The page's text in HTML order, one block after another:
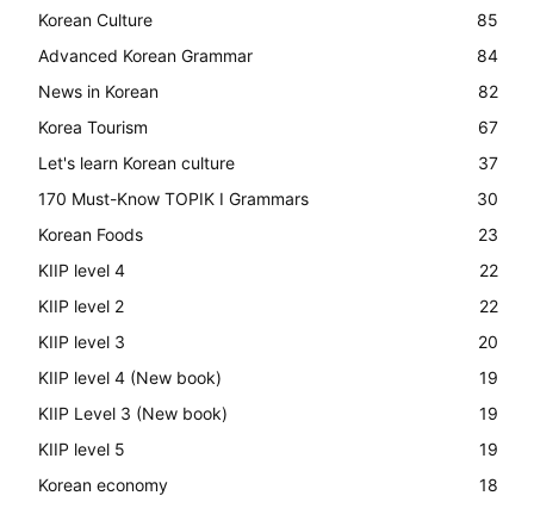
Korean Culture
85
Advanced Korean Grammar
84
News in Korean
82
Korea Tourism
67
Let's learn Korean culture
37
170 Must-Know TOPIK I Grammars
30
Korean Foods
23
KIIP level 4
22
KIIP level 2
22
KIIP level 3
20
KIIP level 4 (New book)
19
KIIP Level 3 (New book)
19
KIIP level 5
19
Korean economy
18